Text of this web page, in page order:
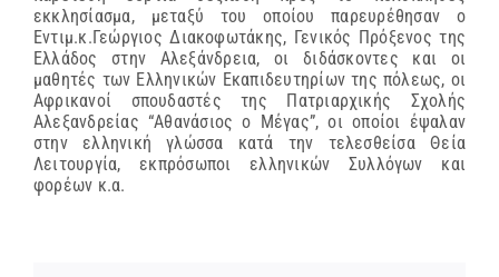
εκκλησίασμα, μεταξύ του οποίου παρευρέθησαν ο
Εντιμ.κ.Γεώργιος Διακοφωτάκης, Γενικός Πρόξενος της
Ελλάδος στην Αλεξάνδρεια, οι διδάσκοντες και οι
μαθητές των Ελληνικών Εκαπιδευτηρίων της πόλεως, οι
Αφρικανοί σπουδαστές της Πατριαρχικής Σχολής
Αλεξανδρείας “Αθανάσιος ο Μέγας”, οι οποίοι έψαλαν
στην ελληνική γλώσσα κατά την τελεσθείσα Θεία
Λειτουργία, εκπρόσωποι ελληνικών Συλλόγων και
φορέων κ.α.